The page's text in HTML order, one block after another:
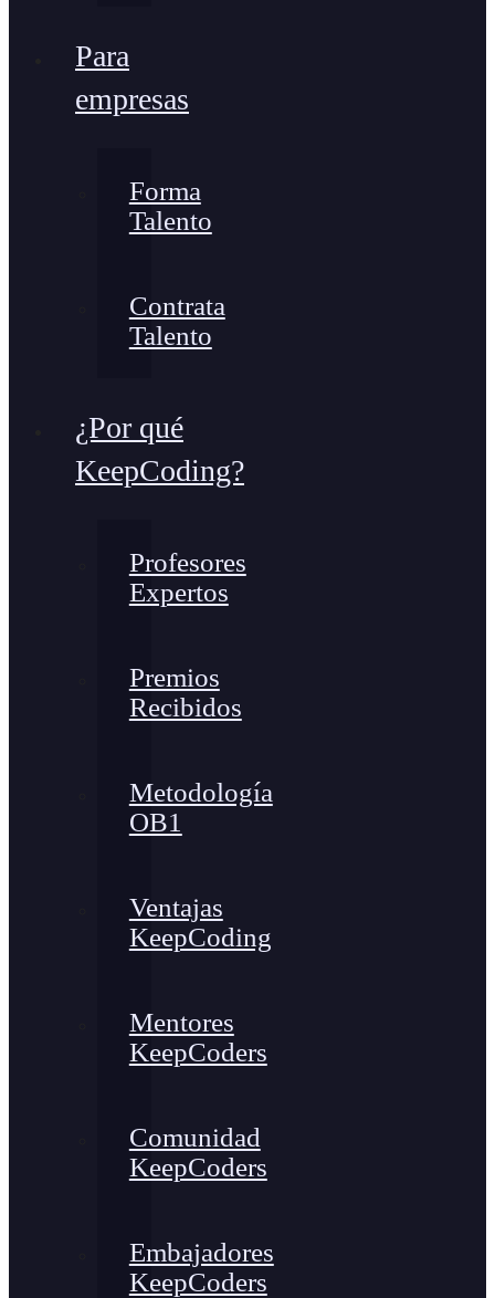
Para
empresas
Forma
Talento
Contrata
Talento
¿Por qué
KeepCoding?
Profesores
Expertos
Premios
Recibidos
Metodología
OB1
Ventajas
KeepCoding
Mentores
KeepCoders
Comunidad
KeepCoders
Embajadores
KeepCoders